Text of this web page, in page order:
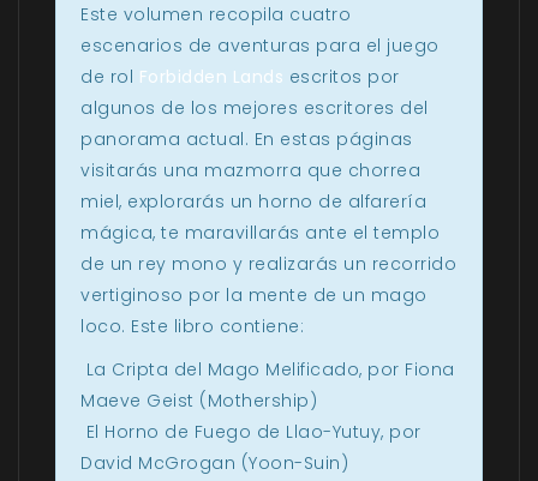
Este volumen recopila cuatro
escenarios de aventuras para el juego
de rol Forbidden Lands escritos por
algunos de los mejores escritores del
panorama actual. En estas páginas
visitarás una mazmorra que chorrea
miel, explorarás un horno de alfarería
mágica, te maravillarás ante el templo
de un rey mono y realizarás un recorrido
vertiginoso por la mente de un mago
loco. Este libro contiene:
La Cripta del Mago Melificado, por Fiona
Maeve Geist (Mothership)
El Horno de Fuego de Llao-Yutuy, por
David McGrogan (Yoon-Suin)